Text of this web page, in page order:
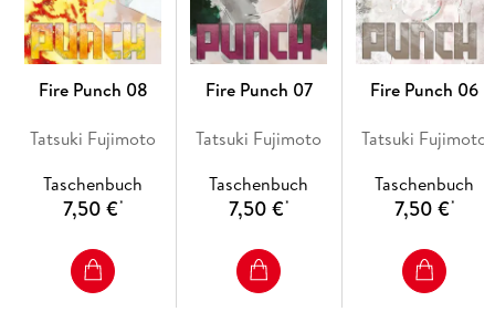
Fire Punch 08
Tatsuki Fujimoto
Taschenbuch
7,50 €*
Fire Punch 07
Tatsuki Fujimoto
Taschenbuch
7,50 €*
Fire Punch 06
Tatsuki Fujimoto
Taschenbuch
7,50 €*